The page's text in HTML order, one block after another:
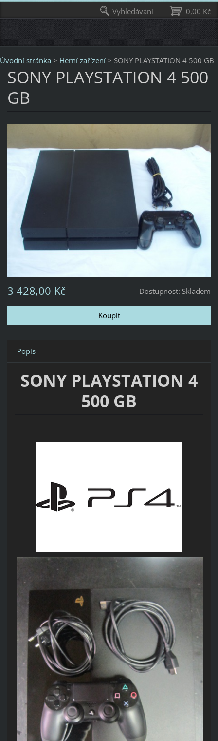
Úvodní stránka > Herní zařízení > SONY PLAYSTATION 4 500 GB
SONY PLAYSTATION 4 500
GB
Dostupnost: Skladem
3 428,00 Kč
Popis
SONY PLAYSTATION 4
500 GB
0,00 Kč
Vyhledávání